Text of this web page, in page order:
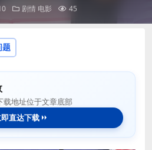
剧情 电影 45
题
载地址位于文章底部
直达下载